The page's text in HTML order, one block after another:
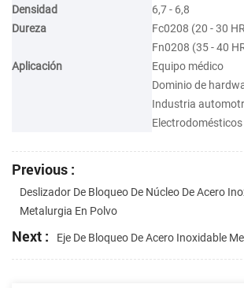
Densidad
6,7 - 6,8
Dureza
Fc0208 (20 - 30
Fn0208 (35 - 40
Aplicación
Equipo médico
Dominio de
Industria
Electrodomésticos
Previous :
Deslizador De Bloqueo De Núcleo De Acero
Metalurgia En Polvo
Next : Eje De Bloqueo De Acero Inoxidable